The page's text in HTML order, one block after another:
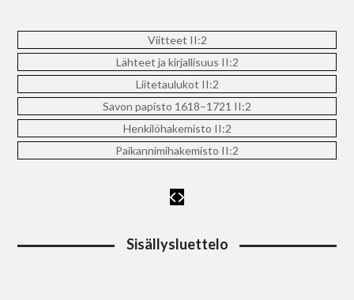
Viitteet II:2
Lähteet ja kirjallisuus II:2
Liitetaulukot II:2
Savon papisto 1618–1721 II:2
Henkilöhakemisto II:2
Paikannimihakemisto II:2
Sisällysluettelo